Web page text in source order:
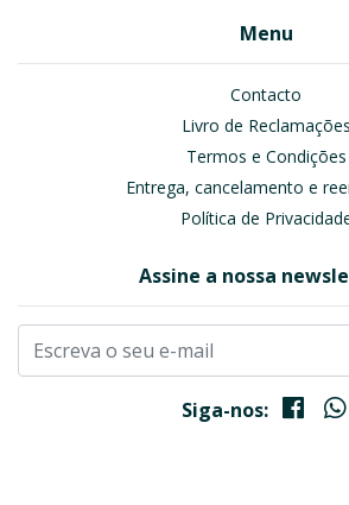
Menu
Contacto
Livro de Reclamações
Termos e Condições
Entrega, cancelamento e
Política de
Assine a nossa
Siga-nos: